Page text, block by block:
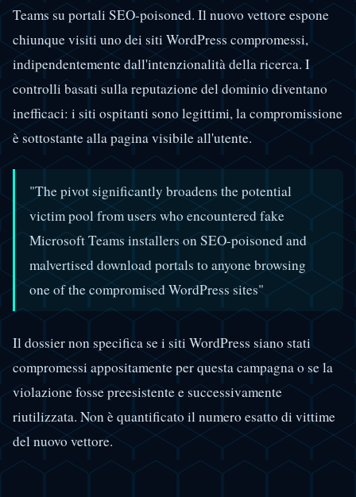
Teams su portali SEO-poisoned. Il nuovo vettore espone
chiunque visiti uno dei siti WordPress compromessi,
indipendentemente dall'intenzionalità della ricerca. I
controlli basati sulla reputazione del dominio diventano
inefficaci: i siti ospitanti sono legittimi, la compromissione
è sottostante alla pagina visibile all'utente.
"The pivot significantly broadens the potential
victim pool from users who encountered fake
Microsoft Teams installers on SEO-poisoned and
malvertised download portals to anyone browsing
one of the compromised WordPress sites"
Il dossier non specifica se i siti WordPress siano stati
compromessi appositamente per questa campagna o se la
violazione fosse preesistente e successivamente
riutilizzata. Non è quantificato il numero esatto di vittime
del nuovo vettore.